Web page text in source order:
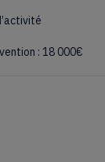
: 18 000€